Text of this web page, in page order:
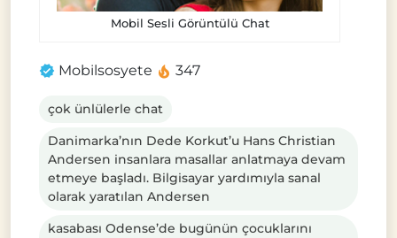
Mobil Sesli Görüntülü Chat
Mobilsosyete 347
çok ünlülerle chat
Danimarka’nın Dede Korkut’u Hans Christian
Andersen insanlara masallar anlatmaya devam
etmeye başladı. Bilgisayar yardımıyla sanal
olarak yaratılan Andersen
kasabası Odense’de bugünün çocuklarını